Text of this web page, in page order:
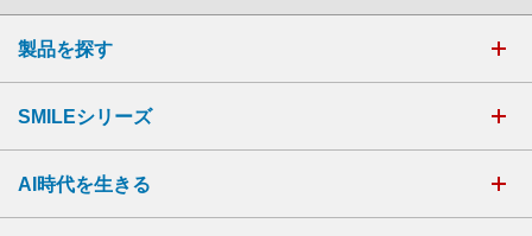
製品を探す
SMILEシリーズ
AI時代を生きる